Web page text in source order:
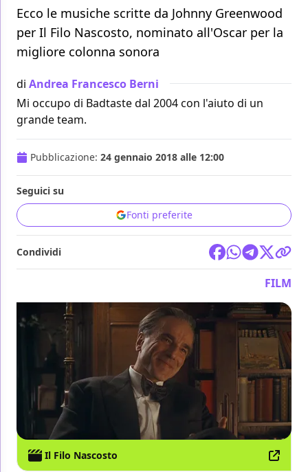
Ecco le musiche scritte da Johnny Greenwood
per Il Filo Nascosto, nominato all'Oscar per la
migliore colonna sonora
di Andrea Francesco Berni
Mi occupo di Badtaste dal 2004 con l'aiuto di un
grande team.
Pubblicazione: 24 gennaio 2018 alle 12:00
Seguici su
Fonti preferite
Condividi
FILM
Il Filo Nascosto